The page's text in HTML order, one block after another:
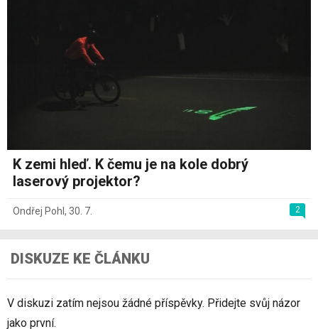
K zemi hleď. K čemu je na kole dobrý
laserový projektor?
2
Ondřej Pohl , 30. 7.
DISKUZE KE ČLÁNKU
V diskuzi zatím nejsou žádné příspěvky. Přidejte svůj názor
jako první.